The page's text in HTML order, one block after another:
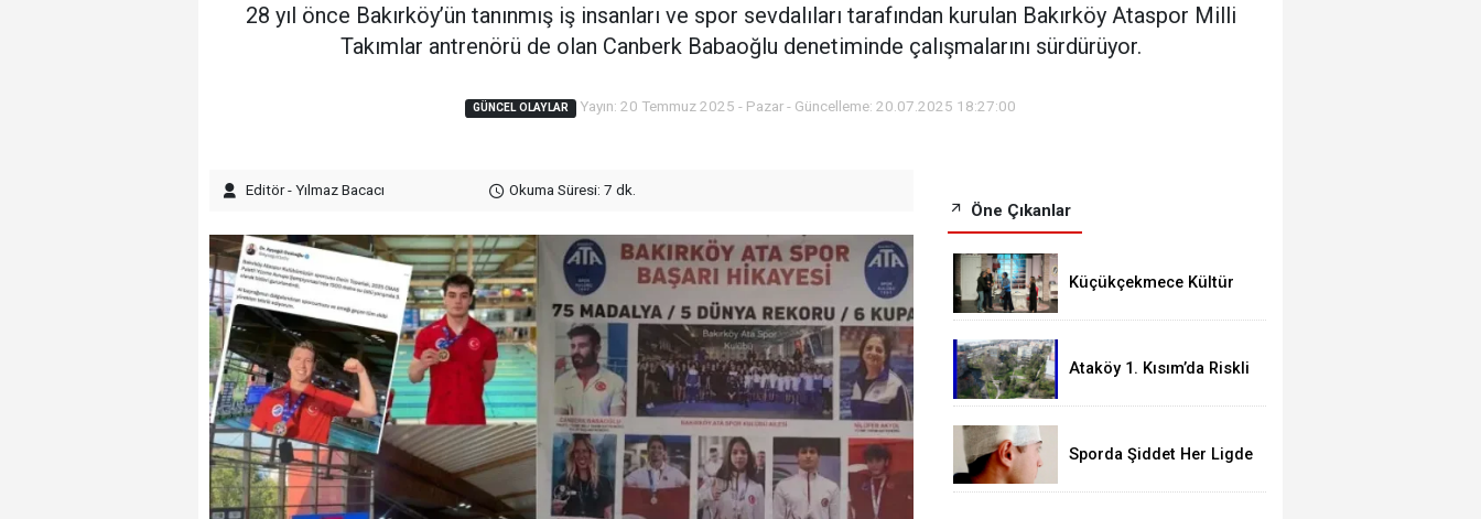
28 yıl önce Bakırköy’ün tanınmış iş insanları ve spor sevdalıları tarafından kurulan Bakırköy Ataspor Milli
Takımlar antrenörü de olan Canberk Babaoğlu denetiminde çalışmalarını sürdürüyor.
GÜNCEL OLAYLAR Yayın: 20 Temmuz 2025 - Pazar - Güncelleme: 20.07.2025 18:27:00
Editör - Yılmaz Bacacı Okuma Süresi: 7 dk.
Öne Çıkanlar
Küçükçekmece Kültür
Ağırladı
Ataköy 1. Kısım’da Riskli
Yıkılacak mı?
Sporda Şiddet Her Ligde